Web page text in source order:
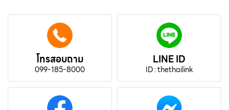
โทรสอบถาม
099-185-8000
LINE ID
ID : thethailink